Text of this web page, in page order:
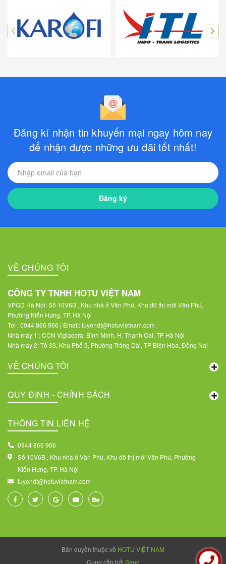
Đăng kí nhận tin khuyến mại ngay hôm nay
để nhận được những ưu đãi tốt nhất!
Đăng ký
VỀ CHÚNG TÔI
CÔNG TY TNHH HOTU VIỆT NAM
VPGD Hà Nội: Số 10V6B , Khu nhà ở Văn Phú, Khu đô thị mới Văn Phú,
Phường Kiến Hưng, TP. Hà Nội
Tel : 0944 866 966 | Email: tuyendt@hotuvietnam.com
Nhà máy 1 : CCN Viglacera, Bình Minh, H. Thanh Oai, TP Hà Nội
Nhà máy 2: Tổ 33, Khu Phố 3, Phường Trảng Dài, TP Biên Hòa, Đồng Nai
VỀ CHÚNG TÔI
QUY ĐỊNH - CHÍNH SÁCH
THÔNG TIN LIÊN HỆ
0944 866 966
Số 10V6B , Khu nhà ở Văn Phú, Khu đô thị mới Văn Phú, Phường
Kiến Hưng, TP. Hà Nội
tuyendt@hotuvietnam.com
Bản quyền thuộc về HOTU VIỆT NAM
Cung cấp bởi Sapo